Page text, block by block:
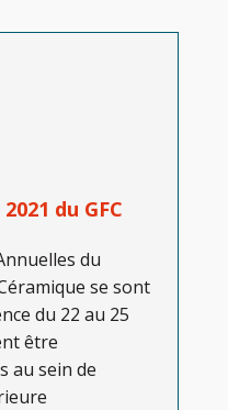
du GFC
du
se sont
du 22 au 25
être
au sein de